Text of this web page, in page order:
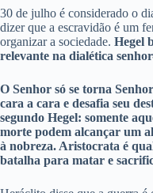
30 de julho é considerado o
dizer que a escravidão é um
organizar a sociedade. Hegel
relevante na dialética
O Senhor só se torna
cara a cara e desafia seu
segundo Hegel: somente
morte podem alcançar um
à nobreza. Aristocrata é
batalha para matar e